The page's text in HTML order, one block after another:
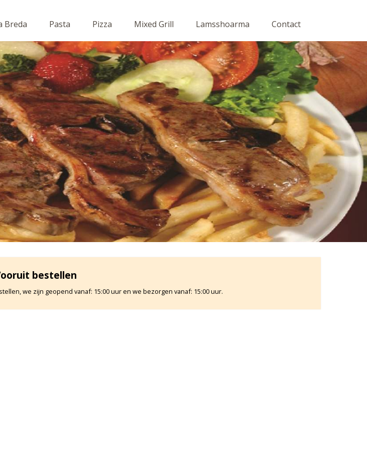
Breda Pasta Pizza Mixed Grill Lamsshoarma Contact
bestellen
we zijn geopend vanaf: 15:00 uur en we bezorgen vanaf: 15:00 uur.